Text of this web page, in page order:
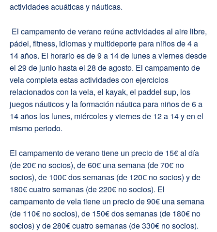
actividades acuáticas y náuticas.
El campamento de verano reúne actividades al aire libre,
pádel, fitness, idiomas y multideporte para niños de 4 a
14 años. El horario es de 9 a 14 de lunes a viernes desde
el 29 de junio hasta el 28 de agosto. El campamento de
vela completa estas actividades con ejercicios
relacionados con la vela, el kayak, el paddel sup, los
juegos náuticos y la formación náutica para niños de 6 a
14 años los lunes, miércoles y viernes de 12 a 14 y en el
mismo periodo.
El campamento de verano tiene un precio de 15€ al día
(de 20€ no socios), de 60€ una semana (de 70€ no
socios), de 100€ dos semanas (de 120€ no socios) y de
180€ cuatro semanas (de 220€ no socios). El
campamento de vela tiene un precio de 90€ una semana
(de 110€ no socios), de 150€ dos semanas (de 180€ no
socios) y de 280€ cuatro semanas (de 330€ no socios).